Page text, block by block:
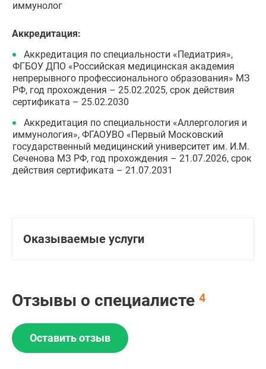
иммунолог
Аккредитация:
Аккредитация по специальности «Педиатрия»,
ФГБОУ ДПО «Российская медицинская академия
непрерывного профессионального образования» МЗ
РФ, год прохождения – 25.02.2025, срок действия
сертификата – 25.02.2030
Аккредитация по специальности «Аллергология и
иммунология», ФГАОУВО «Первый Московский
государственный медицинский университет им. И.М.
Сеченова МЗ РФ, год прохождения – 21.07.2026, срок
действия сертификата – 21.07.2031
Оказываемые услуги
Отзывы о специалисте 4
Оставить отзыв